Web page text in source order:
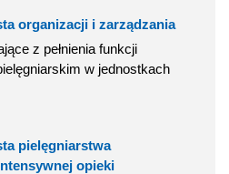
organizacji i zarządzania
z pełnienia funkcji
w jednostkach
pielęgniarstwa
opieki